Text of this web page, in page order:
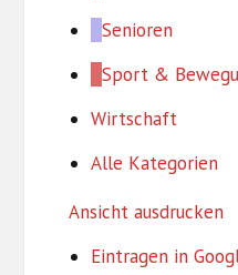
Senioren
Sport &
Wirtschaft
Alle Kategorien
Ansicht ausdrucken
Eintragen in